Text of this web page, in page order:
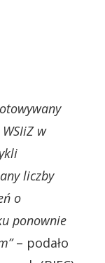
w
liczby
o
ponownie
– podało